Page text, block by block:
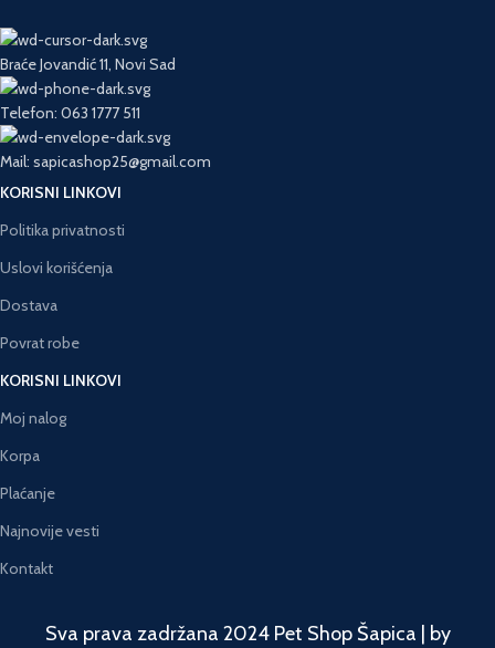
Braće Jovandić 11, Novi Sad
Telefon: 063 1777 511
Mail: sapicashop25@gmail.com
KORISNI LINKOVI
Politika privatnosti
Uslovi korišćenja
Dostava
Povrat robe
KORISNI LINKOVI
Moj nalog
Korpa
Plaćanje
Najnovije vesti
Kontakt
Sva prava zadržana 2024 Pet Shop Šapica | by